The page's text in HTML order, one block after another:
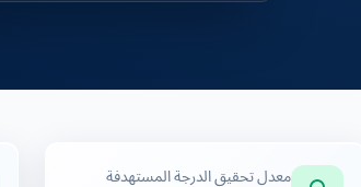
معدل تحقيق الدرجة المستهدفة